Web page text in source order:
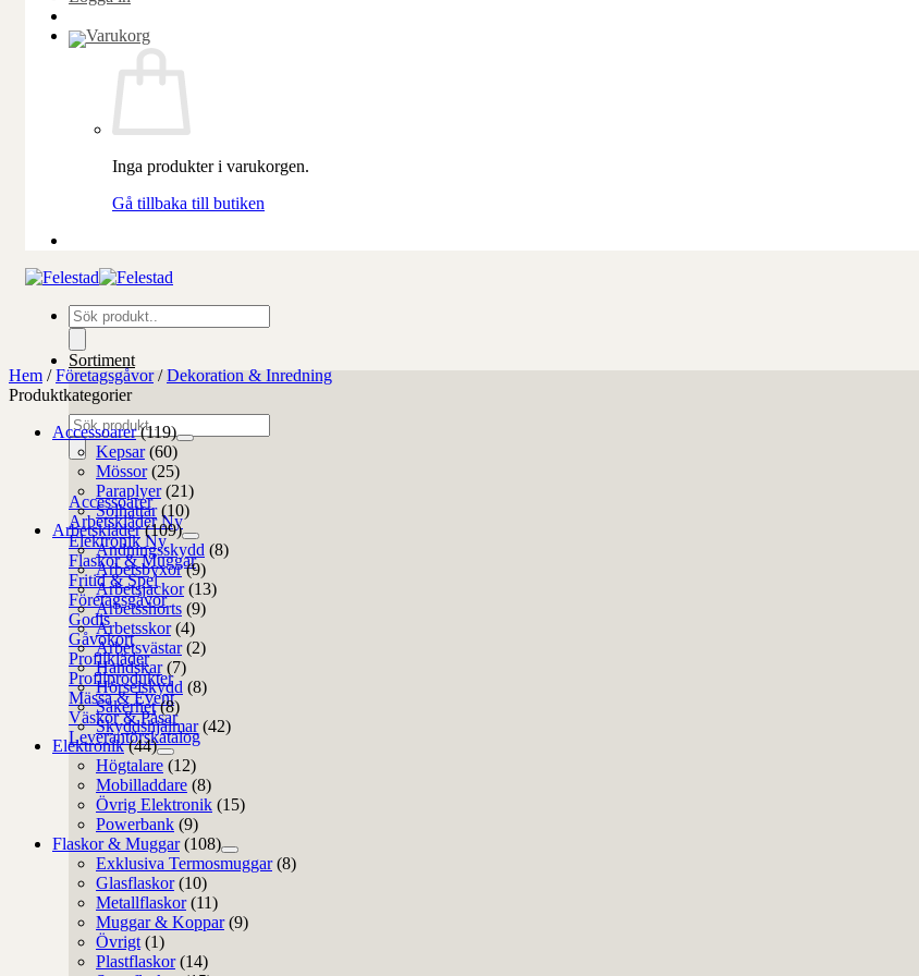
Inga produkter i varukorgen.
Gå tillbaka till butiken
Produktsökning
Sortiment
Produktsökning
Accessoarer
Arbetskläder
Elektronik
Flaskor & Muggar
Fritid & Spel
Företagsgåvor
Godis
Gåvokort
Profilkläder
Profilprodukter
Mässa & Event
Väskor & Påsar
Leverantörskatalog
Hem / Företagsgåvor / Dekoration & Inredning
Produktkategorier
Accessoarer (119)
Kepsar (60)
Mössor (25)
Paraplyer (21)
Solhattar (10)
Arbetskläder (109)
Andningsskydd (8)
Arbetsbyxor (9)
Arbetsjackor (13)
Arbetsshorts (9)
Arbetsskor (4)
Arbetsvästar (2)
Handskar (7)
Hörselskydd (8)
Säkerhet (8)
Skyddshjälmar (42)
Elektronik (44)
Högtalare (12)
Mobilladdare (8)
Övrig Elektronik (15)
Powerbank (9)
Flaskor & Muggar (108)
Exklusiva Termosmuggar (8)
Glasflaskor (10)
Metallflaskor (11)
Muggar & Koppar (9)
Övrigt (1)
Plastflaskor (14)